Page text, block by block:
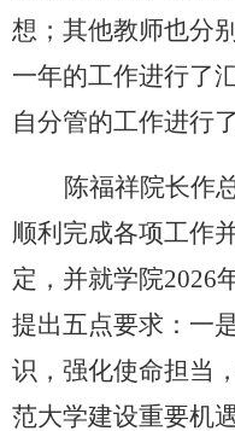
想；其他教师也分
一年的工作进行了
自分管的工作进行
陈福祥院长作
顺利完成各项工作
定，并就学院2026
提出五点要求：一
识，强化使命担当
范大学建设重要机